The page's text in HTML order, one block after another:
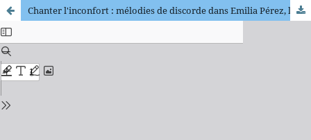
Chanter l'inconfort : mélodies de discorde dans Emilia Pérez, la comédie musicale qui agite le Mexique